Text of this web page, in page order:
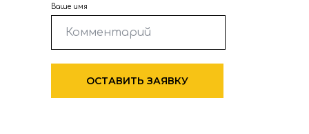
Ваше имя
ОСТАВИТЬ ЗАЯВКУ